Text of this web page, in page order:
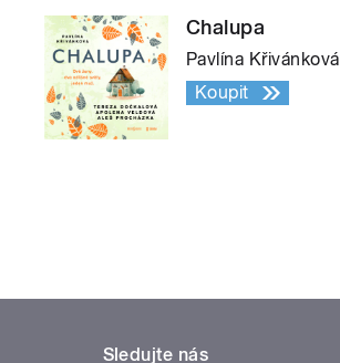
Chalupa
Pavlína Křivánková
Koupit
Sledujte nás